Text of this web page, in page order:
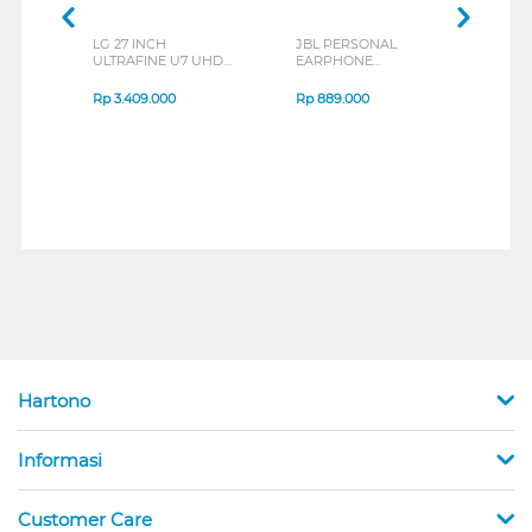
LG 27 INCH
ULTRAFINE U7 UHD
B_G3
Rp3.409.000
JBL PERSONAL
EARPHONE
SERIES
Rp889.000
Hartono
Informasi
Customer Care